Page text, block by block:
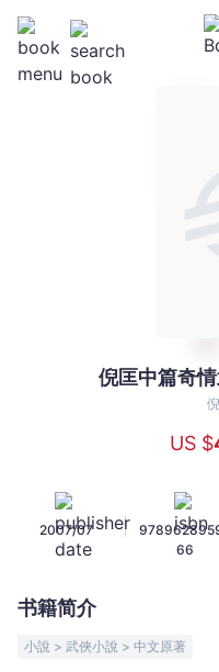
列
-
倪匡中篇奇
US $
2007/07 |
66
书籍简介
小說 > 武俠小說 > 中文原著